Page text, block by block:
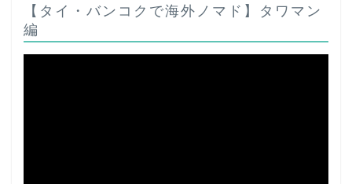
【タイ・バンコクで海外ノマド】タワマン
編